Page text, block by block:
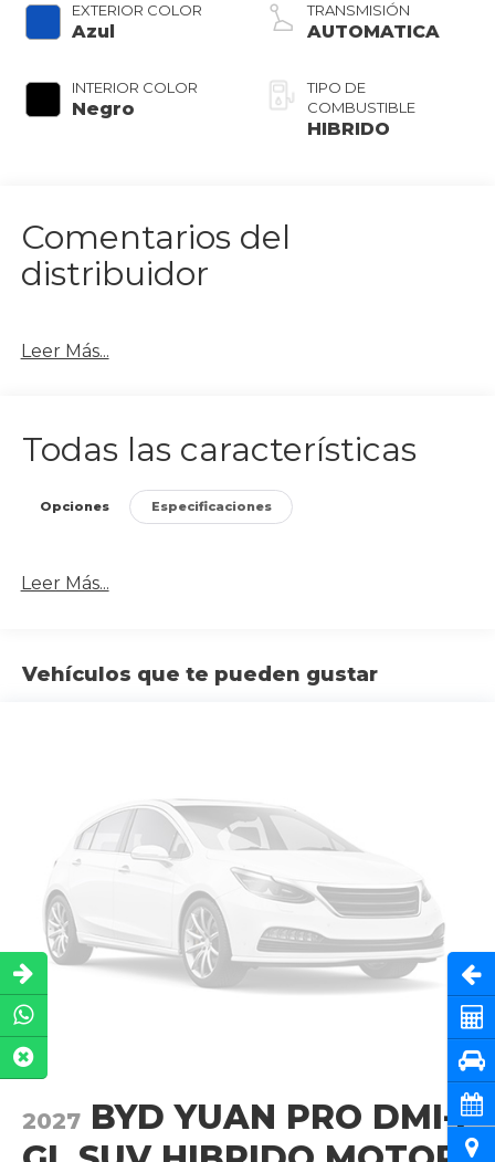
EXTERIOR COLOR
Azul
INTERIOR COLOR
Negro
TRANSMISIÓN
AUTOMATICA
TIPO DE
COMBUSTIBLE
HIBRIDO
Comentarios del
distribuidor
Leer Más...
Todas las características
Opciones Especificaciones
Leer Más...
Vehículos que te pueden gustar
2027 BYD YUAN PRO DMI-I